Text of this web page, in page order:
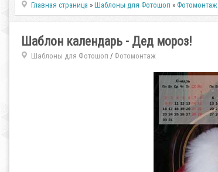
Главная страница »Шаблоны для Фотошоп » Фотомонтаж
Шаблон календарь - Дед мороз!
Шаблоны для Фотошоп / Фотомонтаж